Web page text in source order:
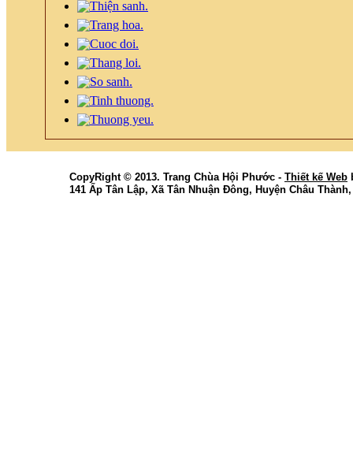
CopyRight © 2013. Trang Chùa Hội Phước - Thiết kế Web
141 Ấp Tân Lập, Xã Tân Nhuận Đông, Huyện Châu